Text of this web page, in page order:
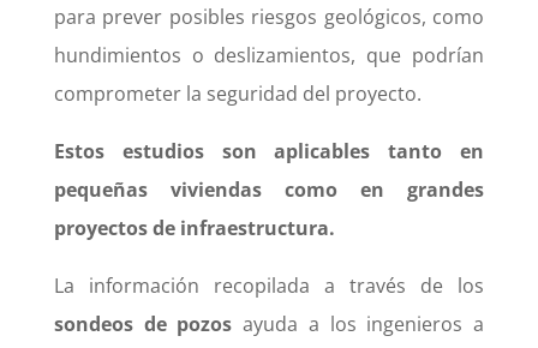
para prever posibles riesgos geológicos, como
hundimientos o deslizamientos, que podrían
comprometer la seguridad del proyecto.
Estos estudios son aplicables tanto en
pequeñas viviendas como en grandes
proyectos de infraestructura.
La información recopilada a través de los
sondeos de pozos ayuda a los ingenieros a